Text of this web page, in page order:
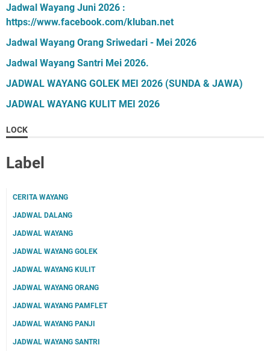
Jadwal Wayang Juni 2026 :
https://www.facebook.com/kluban.net
Jadwal Wayang Orang Sriwedari - Mei 2026
Jadwal Wayang Santri Mei 2026.
JADWAL WAYANG GOLEK MEI 2026 (SUNDA & JAWA)
JADWAL WAYANG KULIT MEI 2026
LOCK
Label
CERITA WAYANG
JADWAL DALANG
JADWAL WAYANG
JADWAL WAYANG GOLEK
JADWAL WAYANG KULIT
JADWAL WAYANG ORANG
JADWAL WAYANG PAMFLET
JADWAL WAYANG PANJI
JADWAL WAYANG SANTRI